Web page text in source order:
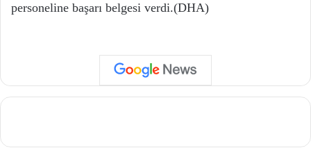
personeline başarı belgesi verdi.(DHA)